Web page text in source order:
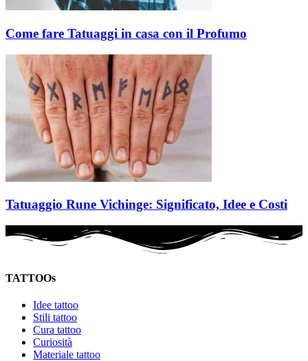
Come fare Tatuaggi in casa con il Profumo
Tatuaggio Rune Vichinge: Significato, Idee e Costi
TATTOOs
Idee tattoo
Stili tattoo
Cura tattoo
Curiosità
Materiale tattoo